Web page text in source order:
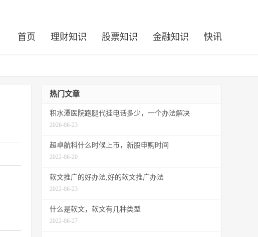
首页 理财知识 股票知识 金融知识 快讯
热门文章
积水潭医院跑腿代挂电话多少，一个办法解决
2026-06-23
超卓航科什么时候上市，新股申购时间
2022-06-20
软文推广的好办法,好的软文推广办法
2022-06-23
什么是软文，软文有几种类型
2022-06-27